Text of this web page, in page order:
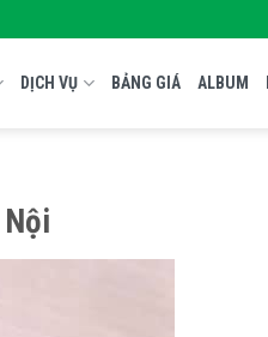
DỊCH VỤ BẢNG GIÁ ALBUM